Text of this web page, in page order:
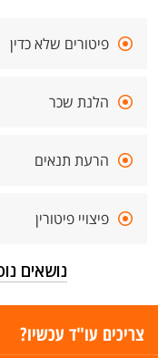
פיטורים שלא כדין
הלנת שכר
הרעת תנאים
פיצויי פיטורין
נושאים
צריכים עו"ד עכשיו?